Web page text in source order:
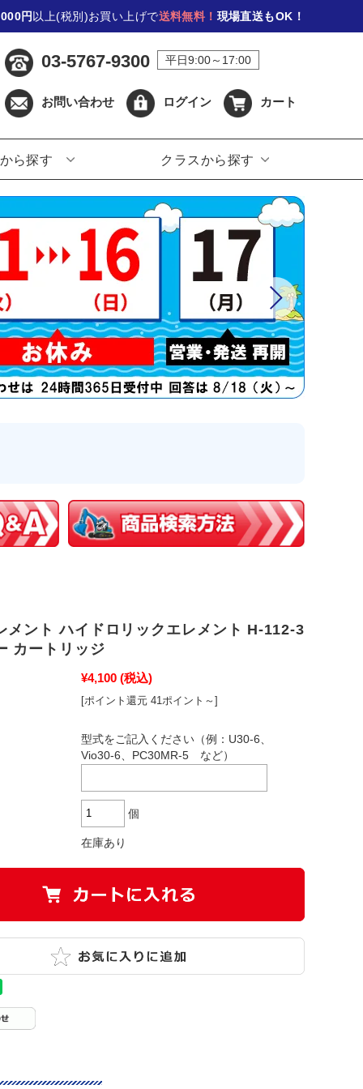
円 以上(税別)お買い上げで送料無料！ 現場直送もOK！
03-5767-9300 平日9:00～17:00
お問い合わせ ログイン カート
ら探す クラスから探す
メント ハイドロリックエレメント H-112-3
カートリッジ
¥4,100 (税込)
[ポイント還元 41ポイント～]
型式をご記入ください（例：U30-6、
Vio30-6、PC30MR-5 など）
個
在庫あり